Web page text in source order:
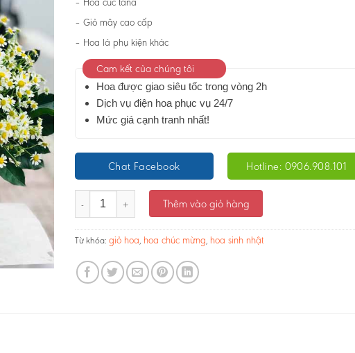
– Giỏ mây cao cấp
– Hoa lá phụ kiện khác
Cam kết của chúng tôi
Hoa được giao siêu tốc trong vòng 2h
Dịch vụ điện hoa phục vụ 24/7
Mức giá cạnh tranh nhất!
Chat Facebook Hotline: 0906.908.101
Giỏ hoa cúc tana - Hương Đồng Nội - Ms:2498 số lượng
Thêm vào giỏ hàng
Từ khóa: giỏ hoa, hoa chúc mừng, hoa sinh nhật